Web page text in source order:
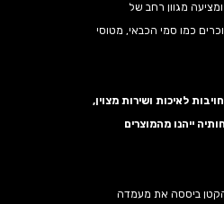
מגוון רחב של
כמו סמי הכבאי, מטוסי
לאיכות ושירות מצוין,
ייהנו מהמוצרים
ביססה את מעמדה